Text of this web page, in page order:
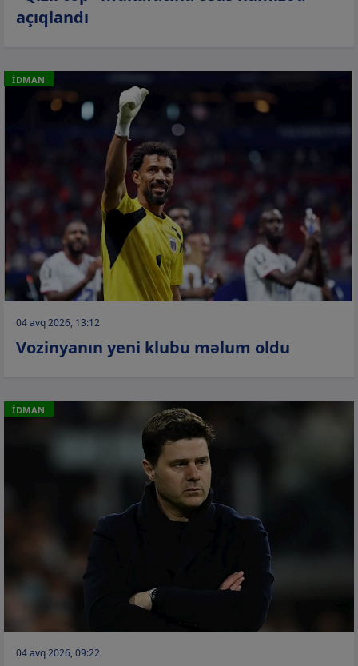
açıqlandı
İDMAN
04 avq 2026, 13:12
Vozinyanın yeni klubu məlum oldu
İDMAN
04 avq 2026, 09:22